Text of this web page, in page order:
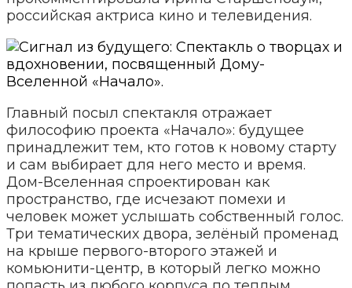
российская актриса кино и телевидения.
Главный посыл спектакля отражает
философию проекта «Начало»: будущее
принадлежит тем, кто готов к новому старту
и сам выбирает для него место и время.
Дом-Вселенная спроектирован как
пространство, где исчезают помехи и
человек может услышать собственный голос.
Три тематических двора, зелёный променад
на крыше первого-второго этажей и
комьюнити-центр, в который легко можно